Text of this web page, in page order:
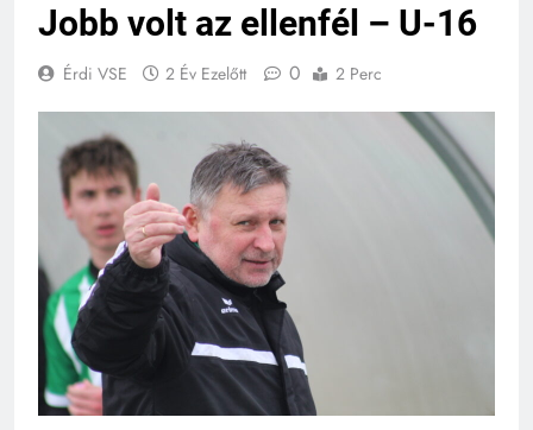
Jobb volt az ellenfél – U-16
Érdi VSE 2 Év Ezelőtt 0 2 Perc